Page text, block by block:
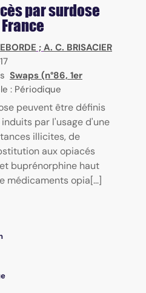
par surdose
; A. C. BRISACIER
Swaps (n°86, 1er
: Périodique
peuvent être définis
par l'usage d'une
illicites, de
aux opiacés
buprénorphine haut
médicaments opia[...]